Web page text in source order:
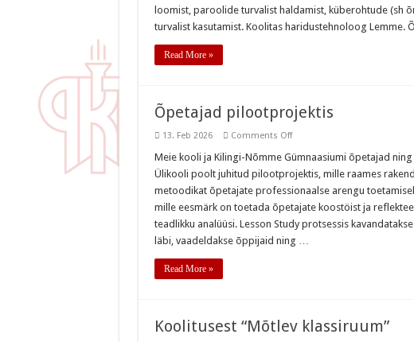
loomist, paroolide turvalist haldamist, küberohtude (sh
turvalist kasutamist. Koolitas haridustehnoloog Lemme.
Read More »
Õpetajad pilootprojektis
13. Feb 2026 Comments Offon
pilootprojektis
Meie kooli ja Kilingi-Nõmme Gümnaasiumi õpetajad
Ülikooli poolt juhitud pilootprojektis, mille raames
metoodikat õpetajate professionaalse arengu
mille eesmärk on toetada õpetajate koostöist ja
teadlikku analüüsi. Lesson Study protsessis
läbi, vaadeldakse õppijaid ning …
Read More »
Koolitusest “Mõtlev klassiruum”